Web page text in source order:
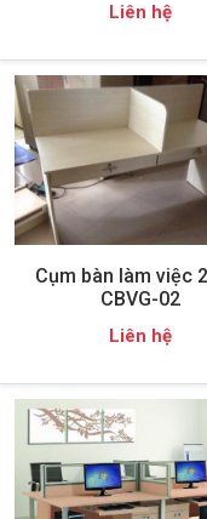
Liên hệ
Cụm bàn làm việc
CBVG-02
Liên hệ